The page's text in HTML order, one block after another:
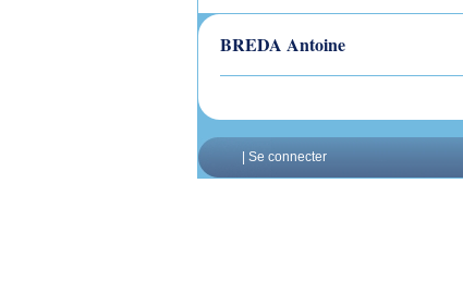
BREDA Antoine
Se connecter